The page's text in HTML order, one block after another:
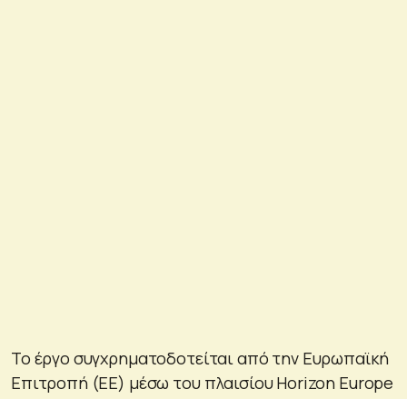
Το έργο συγχρηματοδοτείται από την Ευρωπαϊκή
Επιτροπή (ΕΕ) μέσω του πλαισίου Horizon Europe